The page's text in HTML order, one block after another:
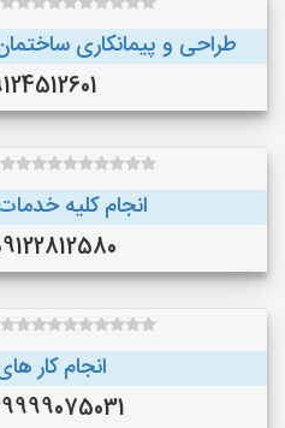
طراحی و پیمانکاری
09124512601
انجام کلیه
09122812580
انجام کار
09999075031